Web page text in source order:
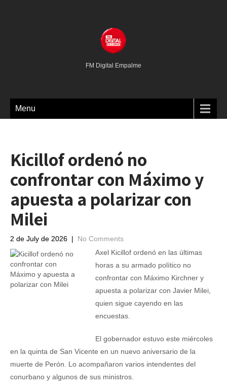
FM Digital Empalme
Menu
Kicillof ordenó no
confrontar con Máximo y
apuesta a polarizar con
Milei
2 de July de 2026 | No Comments
Axel Kicillof ordenó en las últimas
horas a su armado político no
confrontar con Máximo Kirchner y
apuesta a polarizar con Javier Milei,
quien sigue cayendo en las
encuestas.
El gobernador estuvo este miércoles
en la quinta de San Vicente en un nuevo aniversario de la
muerte de Perón. Lo acompañaron varios intendentes del
conurbano y algunos de sus ministros.